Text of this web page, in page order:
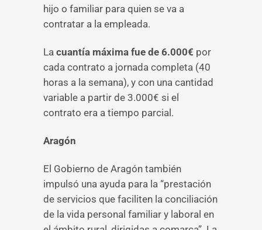
hijo o familiar para quien se va a
contratar a la empleada.
La cuantía máxima fue de 6.000€ por
cada contrato a jornada completa (40
horas a la semana), y con una cantidad
variable a partir de 3.000€ si el
contrato era a tiempo parcial.
Aragón
El Gobierno de Aragón también
impulsó una ayuda para la “prestación
de servicios que faciliten la conciliación
de la vida personal familiar y laboral en